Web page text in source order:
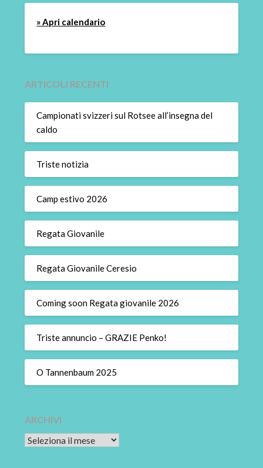
» Apri calendario
ARTICOLI RECENTI
Campionati svizzeri sul Rotsee all’insegna del
caldo
Triste notizia
Camp estivo 2026
Regata Giovanile
Regata Giovanile Ceresio
Coming soon Regata giovanile 2026
Triste annuncio – GRAZIE Penko!
O Tannenbaum 2025
ARCHIVI
Archivi